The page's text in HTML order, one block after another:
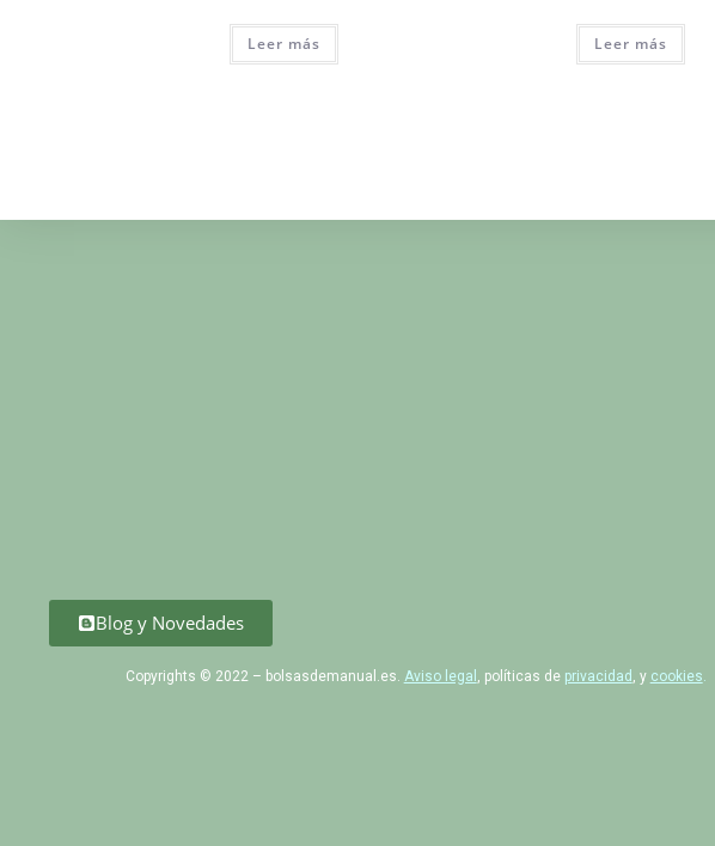
Leer más Leer más
Blog y Novedades
Copyrights © 2022 – bolsasdemanual.es. Aviso legal , políticas de privacidad , y cookies.